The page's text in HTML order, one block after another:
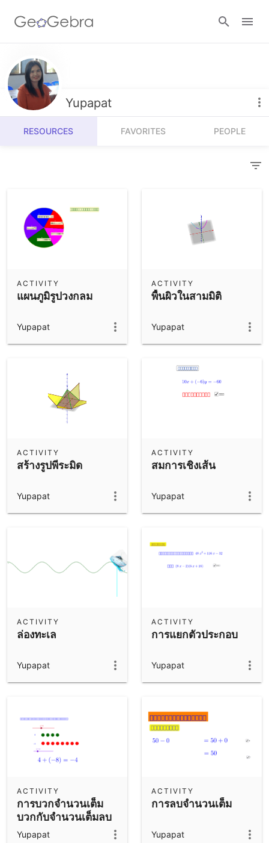
Resources
Number Sense
Algebra
Operations
Community Resources
Calculators
Geometry
3D Calculator
App Downloads
Yupapat
RESOURCES FAVORITES PEOPLE
แผนภูมิรูปวงกลม
ACTIVITY
Yupapat
พื้นผิวในสามมิติ
ACTIVITY
Yupapat
สร้างรูปพีระมิด
ACTIVITY
Yupapat
สมการเชิงเส้น
ACTIVITY
Yupapat
ล่องทะเล
ACTIVITY
Yupapat
การแยกตัวประกอบ
ACTIVITY
Yupapat
การบวกจำนวนเต็ม
บวกกับจำนวนเต็มลบ
ACTIVITY
Yupapat
การลบจำนวนเต็ม
ACTIVITY
Yupapat